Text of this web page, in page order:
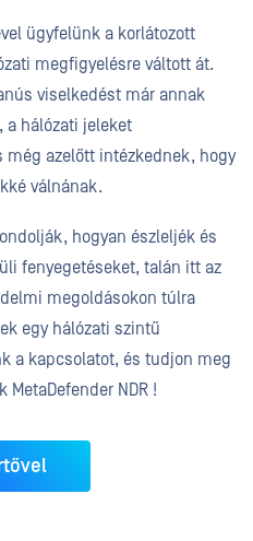
ügyfelünk a korlátozott
megfigyelésre váltott át.
viselkedést már annak
a hálózati jeleket
még azelőtt intézkednek, hogy
válnának.
hogyan észleljék és
fenyegetéseket, talán itt az
megoldásokon túlra
egy hálózati szintű
a kapcsolatot, és tudjon meg
MetaDefender NDR !